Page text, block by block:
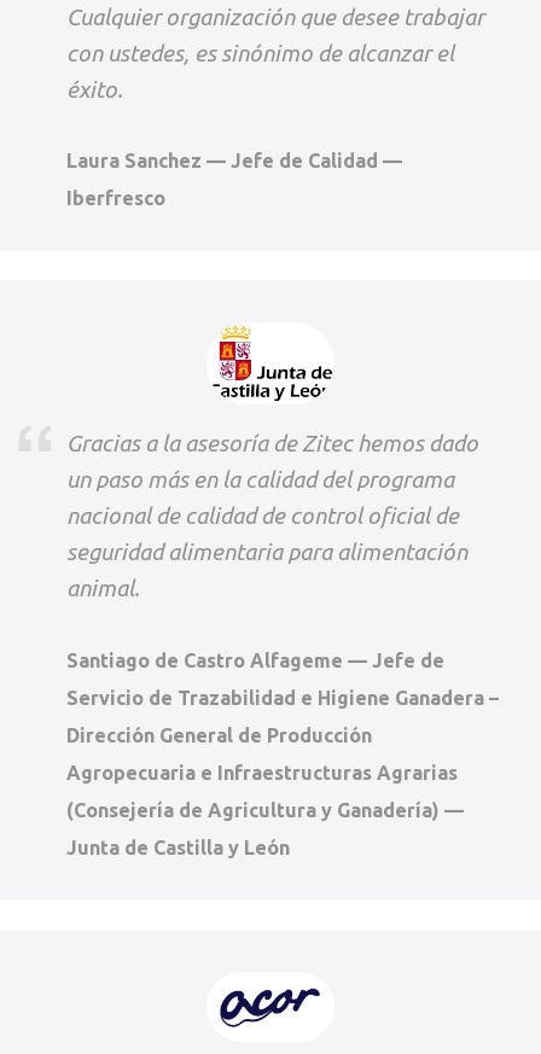
Cualquier organización que desee trabajar
con ustedes, es sinónimo de alcanzar el
éxito.
Laura Sanchez — Jefe de Calidad —
Iberfresco
Gracias a la asesoría de Zitec hemos dado
un paso más en la calidad del programa
nacional de calidad de control oficial de
seguridad alimentaria para alimentación
animal.
Santiago de Castro Alfageme — Jefe de
Servicio de Trazabilidad e Higiene Ganadera –
Dirección General de Producción
Agropecuaria e Infraestructuras Agrarias
(Consejería de Agricultura y Ganadería) —
Junta de Castilla y León